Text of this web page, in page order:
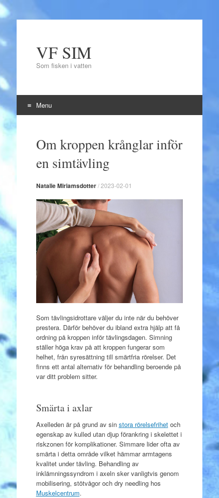
VF SIM
Som fisken i vatten
Menu
Om kroppen krånglar inför
en simtävling
Natalie Miriamsdotter/2023-02-01
Som tävlingsidrottare väljer du inte när du behöver
prestera. Därför behöver du ibland extra hjälp att få
ordning på kroppen inför tävlingsdagen. Simning
ställer höga krav på att kroppen fungerar som
helhet, från syresättning till smärtfria rörelser. Det
finns ett antal alternativ för behandling beroende på
var ditt problem sitter.
Smärta i axlar
Axelleden är på grund av sin stora rörelsefrihetoch
egenskap av kulled utan djup förankring i skelettet i
riskzonen för komplikationer. Simmare lider ofta av
smärta i detta område vilket hämmar armtagens
kvalitet under tävling. Behandling av
inklämningssyndrom i axeln sker vanligtvis genom
mobilisering, stötvågor och dry needling hos
Muskelcentrum.